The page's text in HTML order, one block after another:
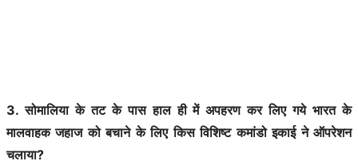
3. सोमालिया के तट के पास हाल ही में अपहरण कर लिए गये भारत के
मालवाहक जहाज को बचाने के लिए किस विशिष्ट कमांडो इकाई ने ऑपरेशन
चलाया?